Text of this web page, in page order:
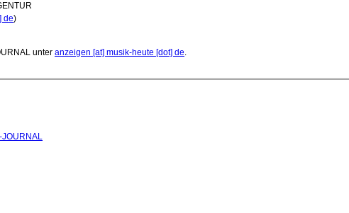
de)
unter anzeigen [at] musik-heute [dot] de.